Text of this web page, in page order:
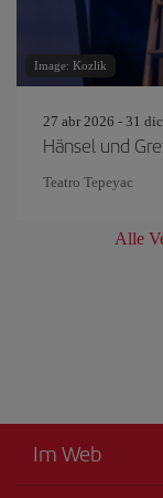
Image: Kozlik
27 abr 2026 - 31
Hänsel und
Teatro Tepeyac
Alle
Im Web